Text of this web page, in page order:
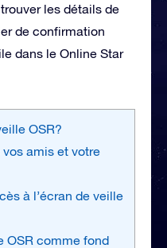
les détails de
de confirmation
dans le Online Star
OSR?
amis et votre
à l’écran de veille
OSR comme fond